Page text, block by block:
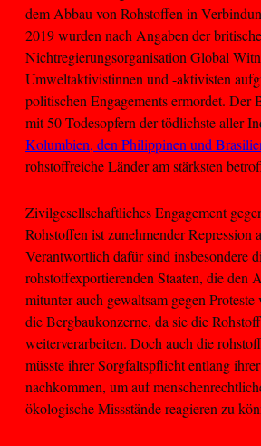
dem Abbau von Rohstoffen in
2019 wurden nach Angaben der
Nichtregierungsorganisation Global
Umweltaktivistinnen und -aktivisten
politischen Engagements ermordet. Der
mit 50 Todesopfern der tödlichste aller
Kolumbien, den Philippinen und
rohstoffreiche Länder am stärksten
Zivilgesellschaftliches Engagement
Rohstoffen ist zunehmender Repression
Verantwortlich dafür sind insbesondere
rohstoffexportierenden Staaten, die den
mitunter auch gewaltsam gegen
die Bergbaukonzerne, da sie die
weiterverarbeiten. Doch auch die
müsste ihrer Sorgfaltspflicht entlang
nachkommen, um auf
ökologische Missstände reagieren zu